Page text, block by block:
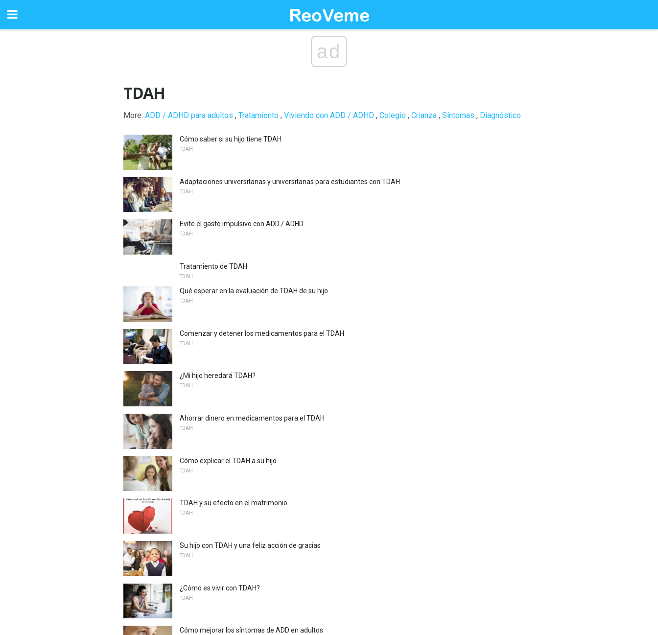
ad
TDAH
More: ADD / ADHD para adultos , Tratamiento , Viviendo con ADD / ADHD , Colegio , Crianza , Síntomas , Diagnóstico
Cómo saber si su hijo tiene TDAH
TDAH
Adaptaciones universitarias y universitarias para estudiantes con TDAH
TDAH
Evite el gasto impulsivo con ADD / ADHD
TDAH
Tratamiento de TDAH
TDAH
Qué esperar en la evaluación de TDAH de su hijo
TDAH
Comenzar y detener los medicamentos para el TDAH
TDAH
¿Mi hijo heredará TDAH?
TDAH
Ahorrar dinero en medicamentos para el TDAH
TDAH
Cómo explicar el TDAH a su hijo
TDAH
TDAH y su efecto en el matrimonio
TDAH
Su hijo con TDAH y una feliz acción de gracias
TDAH
¿Cómo es vivir con TDAH?
TDAH
Cómo mejorar los síntomas de ADD en adultos